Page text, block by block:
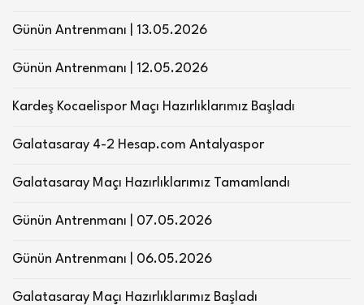
Günün Antrenmanı | 13.05.2026
Günün Antrenmanı | 12.05.2026
Kardeş Kocaelispor Maçı Hazırlıklarımız Başladı
Galatasaray 4-2 Hesap.com Antalyaspor
Galatasaray Maçı Hazırlıklarımız Tamamlandı
Günün Antrenmanı | 07.05.2026
Günün Antrenmanı | 06.05.2026
Galatasaray Maçı Hazırlıklarımız Başladı